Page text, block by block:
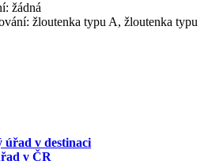
žádná
žloutenka typu A, žloutenka typu
úřad v destinaci
v ČR